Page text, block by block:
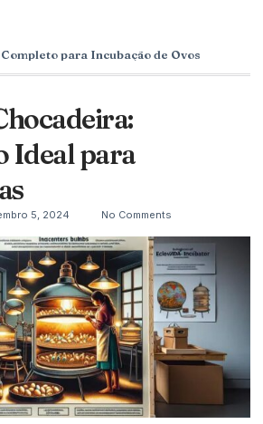
para Incubação de Ovos
Ideal para
5, 2024
No Comments